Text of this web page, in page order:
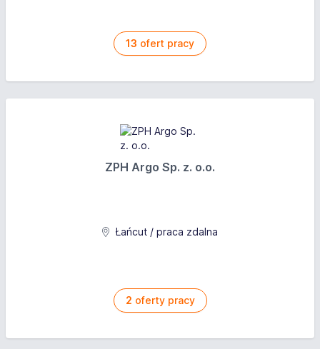
13 ofert pracy
ZPH Argo Sp. z. o.o.
Łańcut / praca zdalna
2 oferty pracy